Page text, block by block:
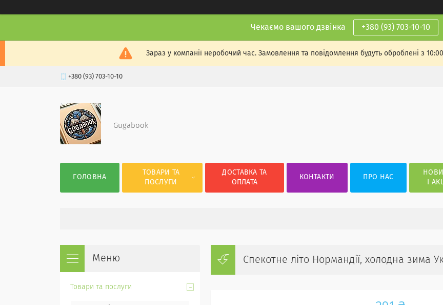
Чекаємо вашого дзвінка +380 (93) 703-10-10
Зараз у компанії неробочий час. Замовлення та повідомлення будуть оброблені з
+380 (93) 703-10-10
Gugabook
ГОЛОВНА
ТОВАРИ ТА
ПОСЛУГИ
ДОСТАВКА ТА
ОПЛАТА
КОНТАКТИ ПРО НАС
І
Спекотне літо Нормандії, холодна зима
Товари та послуги